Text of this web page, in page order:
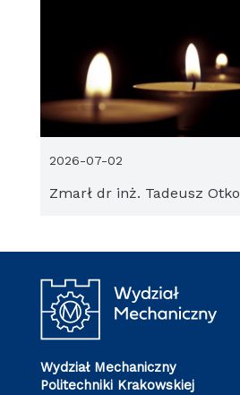
Zmarł dr inż. Tadeusz Otko
2026-07-02
Wydział Mechaniczny
Politechniki Krakowskiej